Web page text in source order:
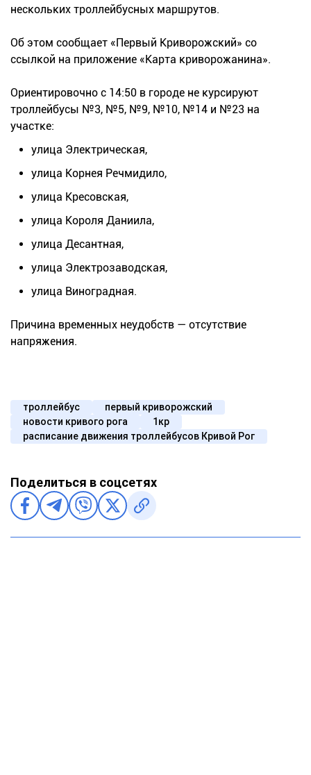
нескольких троллейбусных маршрутов.
Об этом сообщает «Первый Криворожский» со
ссылкой на приложение «Карта криворожанина».
Ориентировочно с 14:50 в городе не курсируют
троллейбусы №3, №5, №9, №10, №14 и №23 на
участке:
улица Электрическая,
улица Корнея Речмидило,
улица Кресовская,
улица Короля Даниила,
улица Десантная,
улица Электрозаводская,
улица Виноградная.
Причина временных неудобств — отсутствие
напряжения.
троллейбус
первый криворожский
новости кривого рога
1кр
расписание движения троллейбусов Кривой Рог
Поделиться в соцсетях